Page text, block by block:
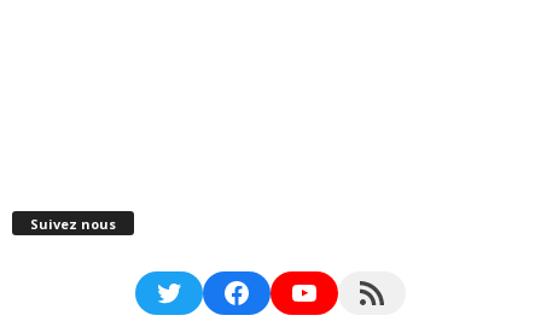
Suivez nous
TwitterFacebookYouTubeRSS Feed